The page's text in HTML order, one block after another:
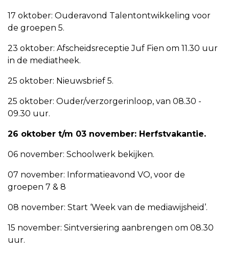
17 oktober: Ouderavond Talentontwikkeling voor
de groepen 5.
23 oktober: Afscheidsreceptie Juf Fien om 11.30 uur
in de mediatheek.
25 oktober: Nieuwsbrief 5.
25 oktober: Ouder/verzorgerinloop, van 08.30 -
09.30 uur.
26 oktober t/m 03 november: Herfstvakantie.
06 november: Schoolwerk bekijken.
07 november: Informatieavond VO, voor de
groepen 7 & 8
08 november: Start ‘Week van de mediawijsheid’.
15 november: Sintversiering aanbrengen om 08.30
uur.